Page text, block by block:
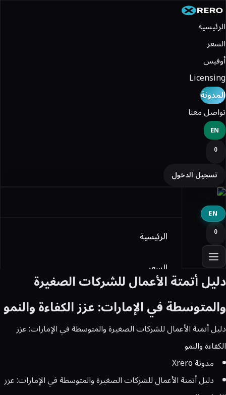
الرئيسية
السعر
أوفيس
Licensing
المدونة
تواصل معنا
EN
0
تسجيل الدخول
EN
0
الرئيسية
السعر
أوفيس
Licensing
تواصل معنا
دليل أتمتة الأعمال للشركات الصغيرة
والمتوسطة في الإمارات: عزز الكفاءة والنمو
دليل أتمتة الأعمال للشركات الصغيرة والمتوسطة في الإمارات: عزز
الكفاءة والنمو
مدونة Xrero
دليل أتمتة الأعمال للشركات الصغيرة والمتوسطة في الإمارات: عزز